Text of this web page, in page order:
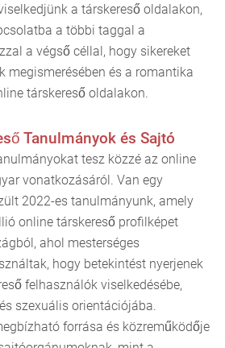
a társkereső oldalakon,
a többi taggal a
a végső céllal, hogy sikereket
megismerésében és a romantika
társkereső oldalakon.
Tanulmányok és Sajtó
tesz közzé az online
vonatkozásáról. Van egy
2022-es tanulmányunk, amely
online társkereső profilképet
ahol mesterséges
hogy betekintést nyerjenek
felhasználók viselkedésébe,
szexuális orientációjába.
forrása és közreműködője